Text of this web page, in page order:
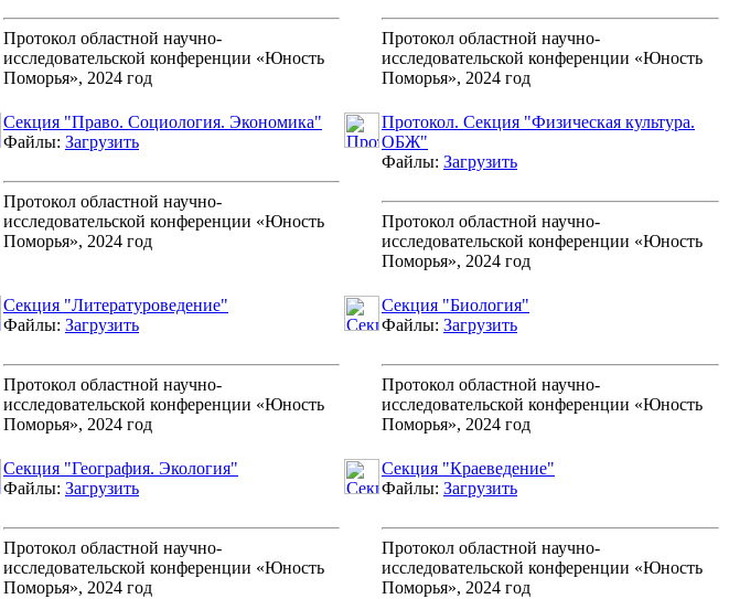
Протокол областной научно-
исследовательской конференции «Юность
Поморья», 2024 год
Протокол областной научно-
исследовательской конференции «Юность
Поморья», 2024 год
Секция "Право. Социология. Экономика"
Файлы: Загрузить
Протокол областной научно-
исследовательской конференции «Юность
Поморья», 2024 год
Протокол. Секция "Физическая культура.
ОБЖ"
Файлы: Загрузить
Протокол областной научно-
исследовательской конференции «Юность
Поморья», 2024 год
Секция "Литературоведение"
Файлы: Загрузить
Протокол областной научно-
исследовательской конференции «Юность
Поморья», 2024 год
Секция "Биология"
Файлы: Загрузить
Протокол областной научно-
исследовательской конференции «Юность
Поморья», 2024 год
Секция "География. Экология"
Файлы: Загрузить
Протокол областной научно-
исследовательской конференции «Юность
Поморья», 2024 год
Секция "Краеведение"
Файлы: Загрузить
Протокол областной научно-
исследовательской конференции «Юность
Поморья», 2024 год